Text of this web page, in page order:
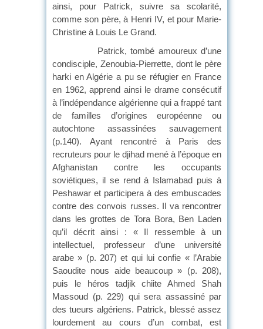
ainsi, pour Patrick, suivre sa scolarité,
comme son père, à Henri IV, et pour Marie-
Christine à Louis Le Grand.
Patrick, tombé amoureux d’une
condisciple, Zenoubia-Pierrette, dont le père
harki en Algérie a pu se réfugier en France
en 1962, apprend ainsi le drame consécutif
à l’indépendance algérienne qui a frappé tant
de familles d’origines européenne ou
autochtone assassinées sauvagement
(p.140). Ayant rencontré à Paris des
recruteurs pour le djihad mené à l’époque en
Afghanistan contre les occupants
soviétiques, il se rend à Islamabad puis à
Peshawar et participera à des embuscades
contre des convois russes. Il va rencontrer
dans les grottes de Tora Bora, Ben Laden
qu’il décrit ainsi : « Il ressemble à un
intellectuel, professeur d’une université
arabe » (p. 207) et qui lui confie « l’Arabie
Saoudite nous aide beaucoup » (p. 208),
puis le héros tadjik chiite Ahmed Shah
Massoud (p. 229) qui sera assassiné par
des tueurs algériens. Patrick, blessé assez
lourdement au cours d’un combat, est